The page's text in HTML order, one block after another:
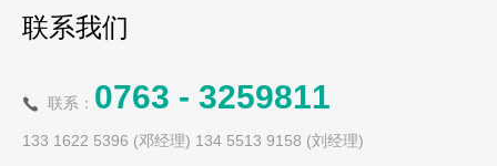
联系我们
联系： 0763 - 3259811
133 1622 5396 (邓经理) 134 5513 9158 (刘经理)